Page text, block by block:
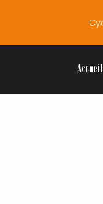
Accueil